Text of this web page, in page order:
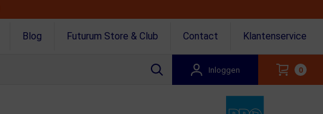
Blog Futurum Store & Club Contact Klantenservice
Inloggen 0